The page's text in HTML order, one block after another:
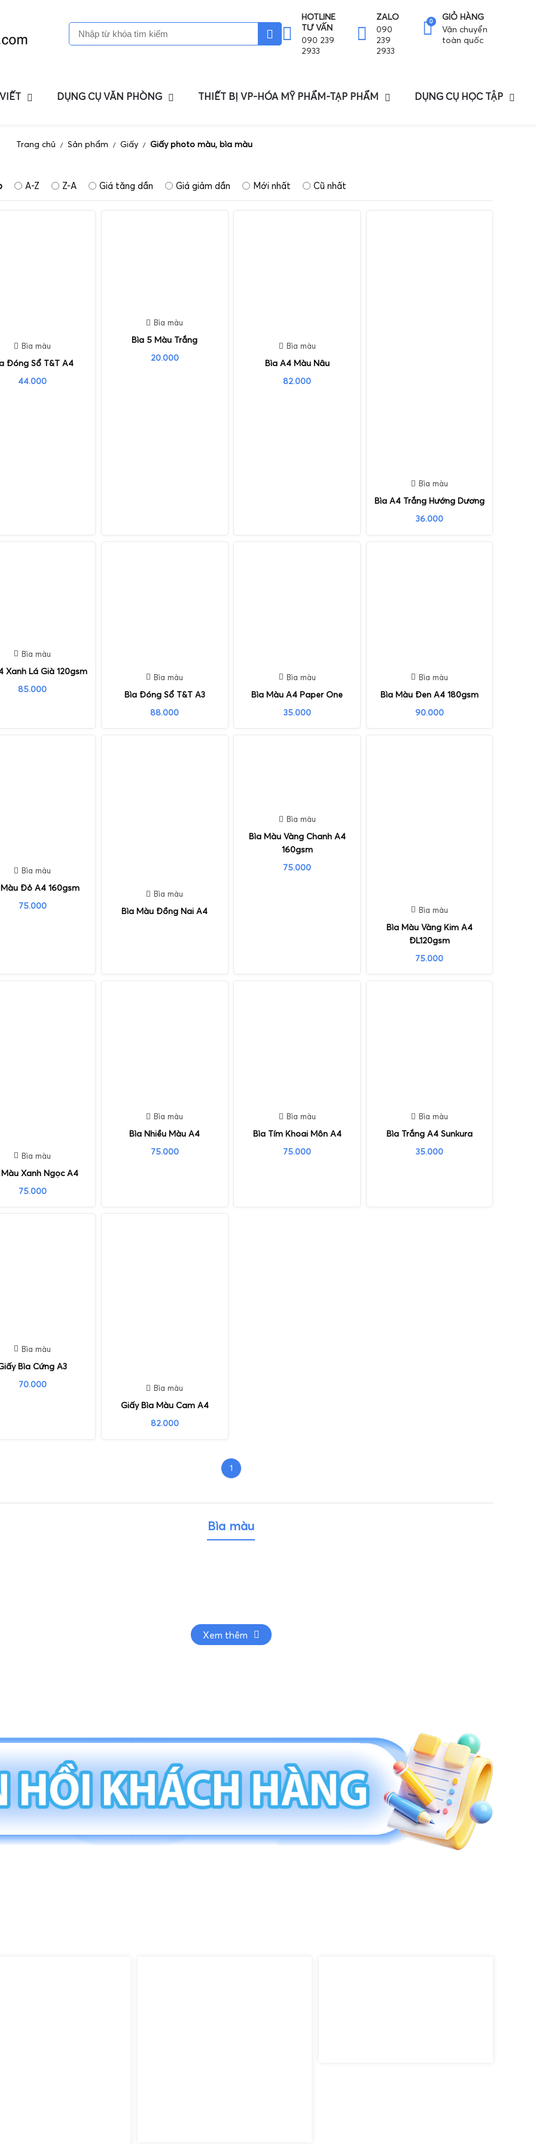
HOTLINE
TƯ VẤN
090 239
2933
ZALO
090
239
2933
0
GIỎ HÀNG
Vận chuyển
toàn quốc
DỤNG CỤ VĂN PHÒNG THIẾT BỊ VP-HÓA MỸ PHẨM-TẠP PHẨM DỤNG CỤ HỌC TẬP
Trang chủ / Sản phẩm / Giấy / Giấy photo màu, bìa màu
A-Z Z-A Giá tăng dần Giá giảm dần Mới nhất Cũ nhất
Bìa màu
Đóng Sổ T&T A4
44.000
Bìa màu
Bìa 5 Màu Trắng
20.000
Bìa màu
Bìa A4 Màu Nâu
82.000
Bìa màu
Bìa A4 Trắng Hướng Dương
36.000
Bìa màu
Xanh Lá Già 120gsm
85.000
Bìa màu
Bìa Đóng Sổ T&T A3
88.000
Bìa màu
Bìa Màu A4 Paper One
35.000
Bìa màu
Bìa Màu Đen A4 180gsm
90.000
Bìa màu
Đỏ A4 160gsm
75.000
Bìa màu
Bìa Màu Đồng Nai A4
Bìa màu
Bìa Màu Vàng Chanh A4
160gsm
75.000
Bìa màu
Bìa Màu Vàng Kim A4
ĐL120gsm
75.000
Bìa màu
Xanh Ngọc A4
75.000
Bìa màu
Bìa Nhiều Màu A4
75.000
Bìa màu
Bìa Tím Khoai Môn A4
75.000
Bìa màu
Bìa Trắng A4 Sunkura
35.000
Bìa màu
Bìa Cứng A3
70.000
Bìa màu
Giấy Bìa Màu Cam A4
82.000
1
Bìa màu
Xem thêm